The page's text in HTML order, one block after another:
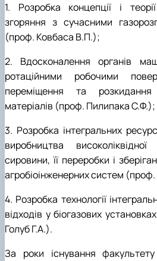
1. Розробка концепції і
згоряння з сучасними
(проф. Ковбаса В.П.);
2. Вдосконалення органів
ротаційними робочими
переміщення та розкидання
матеріалів (проф. Пилипака С.Ф.);
3. Розробка інтегральних
виробництва
сировини, її переробки і
агробіоінженерних систем
4. Розробка технології
відходів у біогазових
Голуб Г.А.).
За роки існування